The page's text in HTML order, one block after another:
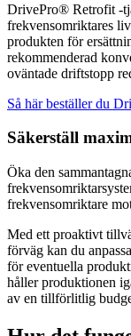
DrivePro® Retrofit -
frekvensomriktares
produkten för
rekommenderad
oväntade driftstopp
Så här beställer du
Säkerställ
Öka den
frekvensomriktare
Med ett proaktivt
förväg kan du
för eventuella
håller produktionen
av en tillförlitlig